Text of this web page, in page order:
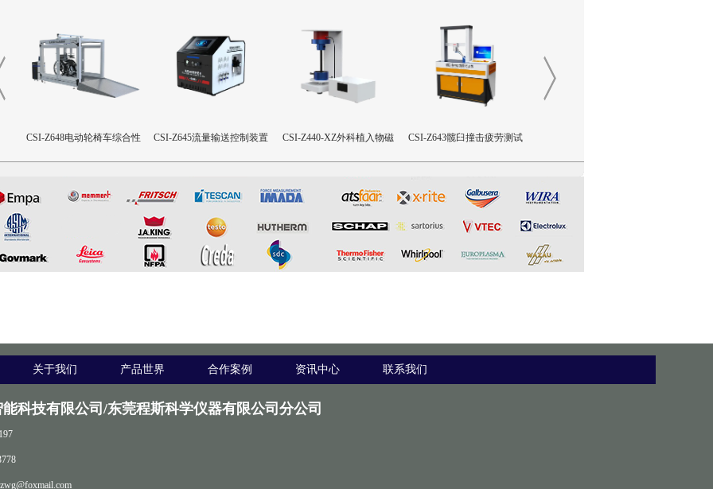
CSI-Z645流量输送控制装置
CSI-Z440-XZ外科植入物磁
CSI-Z643髋臼撞击疲劳测试
CSI-Z642三轴疲劳试验机
测试仪
关于我们 产品世界 合作案例 资讯中心 联系我们
科技有限公司/东莞程斯科学仪器有限公司分公司